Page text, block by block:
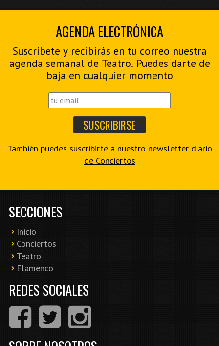
AGENDA ELECTRÓNICA
Suscríbete y recibirás en tu correo nuestra
agenda semanal de Teatro. Puedes darte de
baja en cualquier momento
También puedes suscribirte a nuestro newsletter diario
de Conciertos
SECCIONES
Inicio
Conciertos
Teatro
Flamenco
REDES SOCIALES